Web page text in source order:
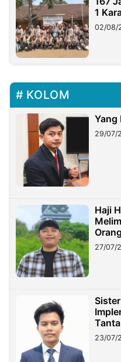
1
02/08/
KOLOM
Yang
29/07/
Haji
27/07/
23/07/